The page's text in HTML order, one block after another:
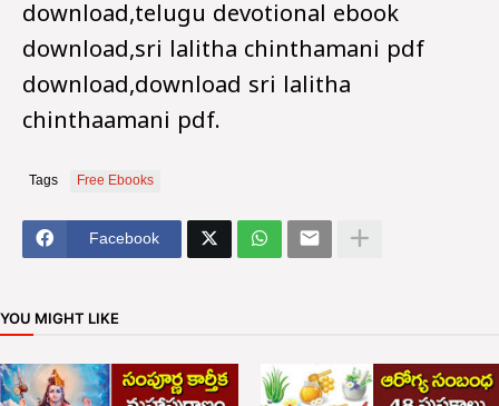
download,telugu devotional ebook
download,sri lalitha chinthamani pdf
download,download sri lalitha
chinthaamani pdf.
Tags Free Ebooks
Facebook
YOU MIGHT LIKE